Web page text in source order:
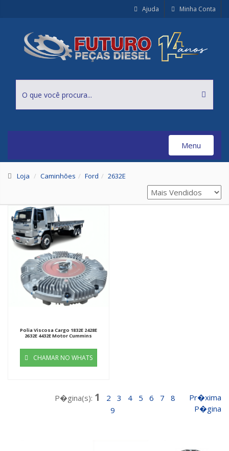
Ajuda Minha Conta
Menu
Toggle
Loja Caminhões Ford 2632E
Polia Viscosa Cargo 1832E 2428E
2632E 4432E Motor Cummins
CHAMAR NO WHATS
P�gina(s): 1 2 3 4 5 6 7
8
9
Pr�xima
P�gina